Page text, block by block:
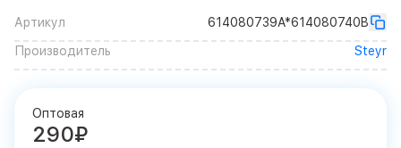
Артикул
614080739A*614080740B
Производитель
Steyr
Оптовая
290₽